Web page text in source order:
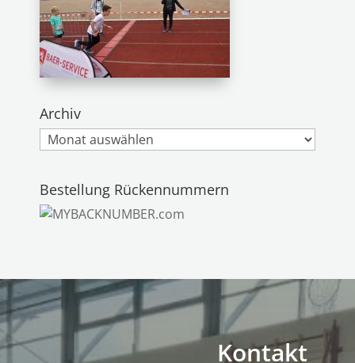
Archiv
Archiv
Bestellung Rückennummern
Kontakt